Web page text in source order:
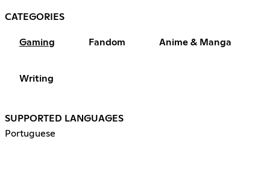
CATEGORIES
Gaming Fandom Anime & Manga
Writing
SUPPORTED LANGUAGES
Portuguese